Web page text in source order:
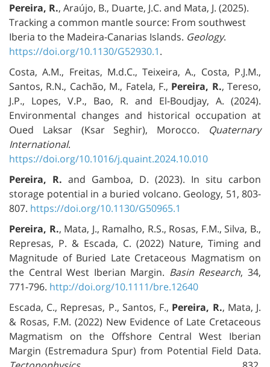
Pereira, R., Araújo, B., Duarte, J.C. and Mata, J. (2025).
Tracking a common mantle source: From southwest
Iberia to the Madeira-Canarias Islands. Geology.
https://doi.org/10.1130/G52930.1.
Costa, A.M., Freitas, M.d.C., Teixeira, A., Costa, P.J.M.,
Santos, R.N., Cachão, M., Fatela, F., Pereira, R., Tereso,
J.P., Lopes, V.P., Bao, R. and El-Boudjay, A. (2024).
Environmental changes and historical occupation at
Oued Laksar (Ksar Seghir), Morocco. Quaternary
International.
https://doi.org/10.1016/j.quaint.2024.10.010
Pereira, R. and Gamboa, D. (2023). In situ carbon
storage potential in a buried volcano. Geology, 51, 803-
807. https://doi.org/10.1130/G50965.1
Pereira, R., Mata, J., Ramalho, R.S., Rosas, F.M., Silva, B.,
Represas, P. & Escada, C. (2022) Nature, Timing and
Magnitude of Buried Late Cretaceous Magmatism on
the Central West Iberian Margin. Basin Research, 34,
771-796. http://doi.org/10.1111/bre.12640
Escada, C., Represas, P., Santos, F., Pereira, R., Mata, J.
& Rosas, F.M. (2022) New Evidence of Late Cretaceous
Magmatism on the Offshore Central West Iberian
Margin (Estremadura Spur) from Potential Field Data.